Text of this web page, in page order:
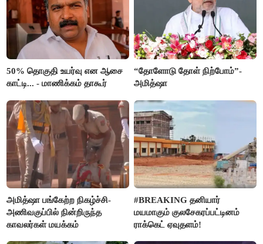
50% தொகுதி உயர்வு என ஆசை
காட்டி... - மாணிக்கம் தாகூர்
“தோளோடு தோள் நிற்போம்”-
அமித்ஷா
அமித்ஷா பங்கேற்ற நிகழ்ச்சி-
அணிவகுப்பில் நின்றிருந்த
காவலர்கள் மயக்கம்
#BREAKING தனியார்
மயமாகும் குலசேகரப்பட்டினம்
ராக்கெட் ஏவுதளம்!